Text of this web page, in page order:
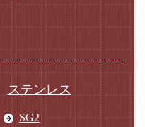
ステンレス
SG2